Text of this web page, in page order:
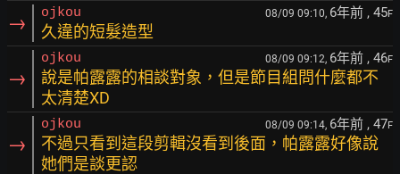
→ ojkou 08/09 09:10, 6年前 , 45F
久違的短髮造型
→
ojkou 08/09 09:12, 6年前 , 46F
說是帕露露的相談對象，但是節目組問什麼都不
太清楚XD
→
ojkou 08/09 09:14, 6年前 , 47F
不過只看到這段剪輯沒看到後面，帕露露好像說
她們是談更認